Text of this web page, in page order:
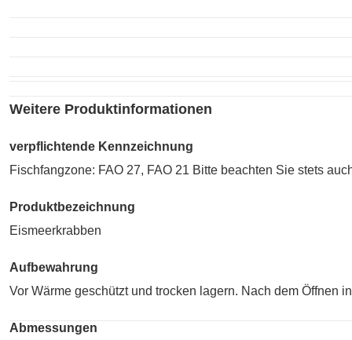
Weitere Produktinformationen
verpflichtende Kennzeichnung
Fischfangzone: FAO 27, FAO 21 Bitte beachten Sie stets
Produktbezeichnung
Eismeerkrabben
Aufbewahrung
Vor Wärme geschützt und trocken lagern. Nach dem Öffnen
Abmessungen